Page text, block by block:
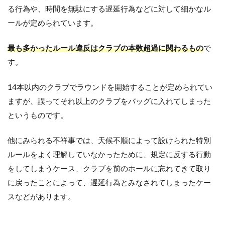
心
が
ら
た
祥
事
3
人
は
握
り
え
る行為や、時間を無駄にする遅延行為などに対して細かなル
ールが定められています。
最も多かったルール違反はクラブの本数超過に関わるもので
す。
14本以内のクラブでラウンドを開始することが定められてい
ますが、誤ってそれ以上のクラブをバッグに入れてしまった
というものです。
他にみられる不祥事では、天候不順によって設けられた特別
ルールをよく理解していなかったために、規定に反する行動
をしてしまうケース、クラブを前のホールに忘れてきて取り
に戻ったことによって、遅延行為とみなされてしまったケー
スなどがあります。